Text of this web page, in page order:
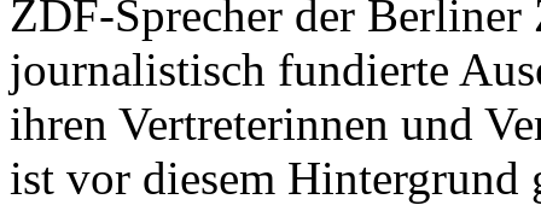
ZDF-Sprecher der
journalistisch fundierte
ihren Vertreterinnen und
ist vor diesem